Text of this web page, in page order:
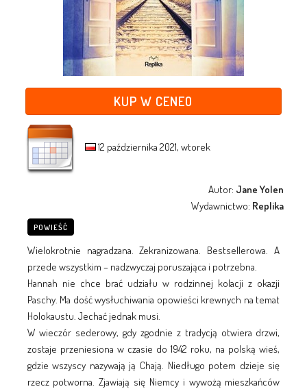
KUP W CENEO
12 października 2021, wtorek
Autor: Jane Yolen
Wydawnictwo: Replika
POWIEŚĆ
Wielokrotnie nagradzana. Zekranizowana. Bestsellerowa. A
przede wszystkim – nadzwyczaj poruszająca i potrzebna.
Hannah nie chce brać udziału w rodzinnej kolacji z okazji
Paschy. Ma dość wysłuchiwania opowieści krewnych na temat
Holokaustu. Jechać jednak musi.
W wieczór sederowy, gdy zgodnie z tradycją otwiera drzwi,
zostaje przeniesiona w czasie do 1942 roku, na polską wieś,
gdzie wszyscy nazywają ją Chają. Niedługo potem dzieje się
rzecz potworna. Zjawiają się Niemcy i wywożą mieszkańców